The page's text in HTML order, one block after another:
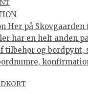
Her på
har en helt anden
tilbehør og bordpynt,